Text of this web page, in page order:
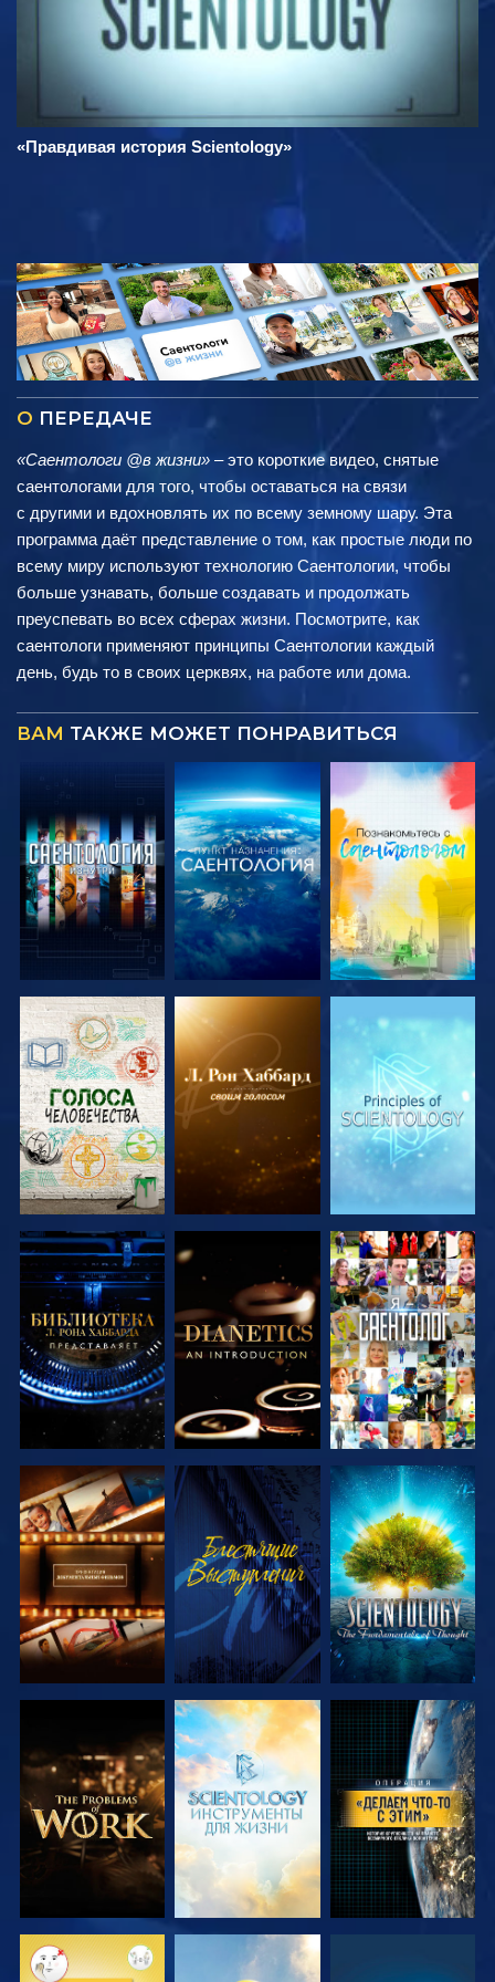
«Правдивая история Scientology»
О ПЕРЕДАЧЕ
«Саентологи @в жизни» – это короткие видео, снятые
саентологами для того, чтобы оставаться на связи
с другими и вдохновлять их по всему земному шару. Эта
программа даёт представление о том, как простые люди по
всему миру используют технологию Саентологии, чтобы
больше узнавать, больше создавать и продолжать
преуспевать во всех сферах жизни. Посмотрите, как
саентологи применяют принципы Саентологии каждый
день, будь то в своих церквях, на работе или дома.
ВАМ ТАКЖЕ МОЖЕТ ПОНРАВИТЬСЯ
СМОТРЕТЬ
ПЕРЕДАЧИ
СМОТРЕТЬ
ПЕРЕДАЧИ
СМОТРЕТЬ
ПЕРЕДАЧИ
СМОТРЕТЬ
ПЕРЕДАЧИ
СМОТРЕТЬ
ПЕРЕДАЧИ
СМОТРЕТЬ
СМОТРЕТЬ
ПЕРЕДАЧИ
СМОТРЕТЬ
СМОТРЕТЬ
ПЕРЕДАЧИ
СМОТРЕТЬ
ПЕРЕДАЧИ
СМОТРЕТЬ
ПЕРЕДАЧИ
СМОТРЕТЬ